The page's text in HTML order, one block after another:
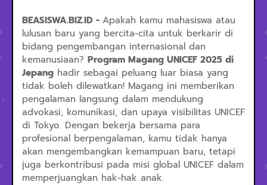
BEASISWA.BIZ.ID - Apakah kamu mahasiswa atau
lulusan baru yang bercita-cita untuk berkarir di
bidang pengembangan internasional dan
kemanusiaan? Program Magang UNICEF 2025 di
Jepang hadir sebagai peluang luar biasa yang
tidak boleh dilewatkan! Magang ini memberikan
pengalaman langsung dalam mendukung
advokasi, komunikasi, dan upaya visibilitas UNICEF
di Tokyo. Dengan bekerja bersama para
profesional berpengalaman, kamu tidak hanya
akan mengembangkan kemampuan baru, tetapi
juga berkontribusi pada misi global UNICEF dalam
memperjuangkan hak-hak anak.